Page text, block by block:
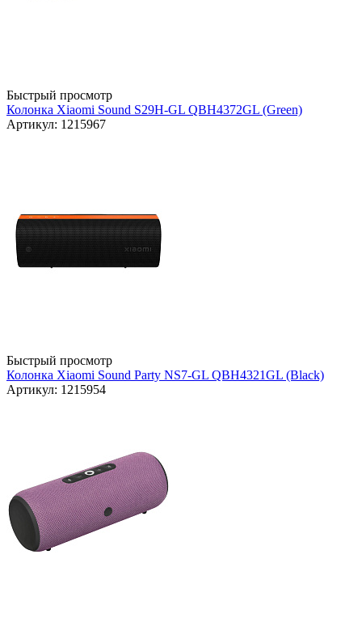
Быстрый просмотр
Колонка Xiaomi Sound S29H-GL QBH4372GL (Green)
Артикул: 1215967
Быстрый просмотр
Колонка Xiaomi Sound Party NS7-GL QBH4321GL (Black)
Артикул: 1215954